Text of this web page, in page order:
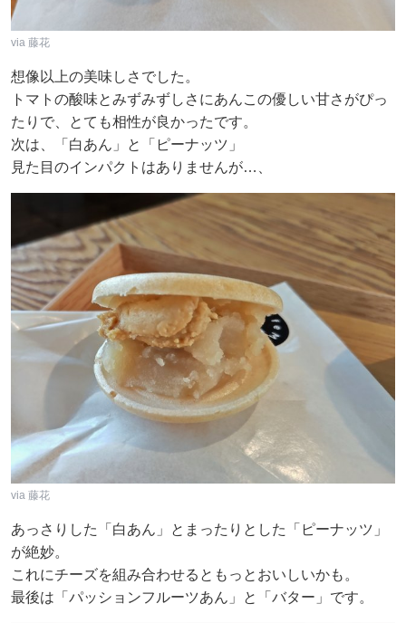
via 藤花
想像以上の美味しさでした。
トマトの酸味とみずみずしさにあんこの優しい甘さがぴっ
たりで、とても相性が良かったです。
次は、「白あん」と「ピーナッツ」
見た目のインパクトはありませんが…、
via 藤花
あっさりした「白あん」とまったりとした「ピーナッツ」
が絶妙。
これにチーズを組み合わせるともっとおいしいかも。
最後は「パッションフルーツあん」と「バター」です。